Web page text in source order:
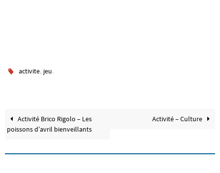
activite, jeu.
Activité Brico Rigolo – Les
poissons d’avril bienveillants
Activité – Culture